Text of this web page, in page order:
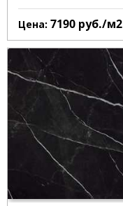
Цена: 7190 руб./м2